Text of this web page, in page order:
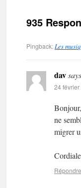
935
Pingback:Les
dav
24
ne
migrer
Répondre